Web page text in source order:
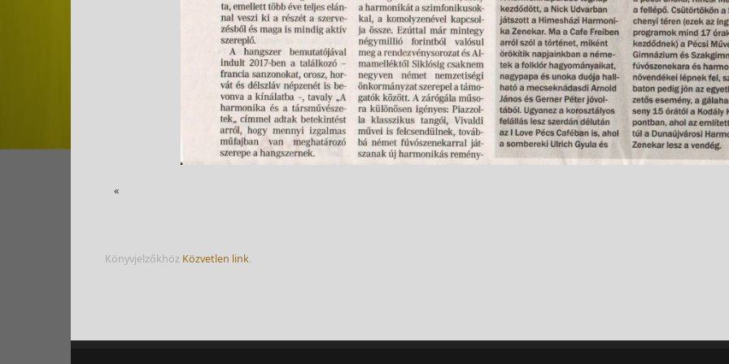
«
Könyvjelzőkhöz Közvetlen link.